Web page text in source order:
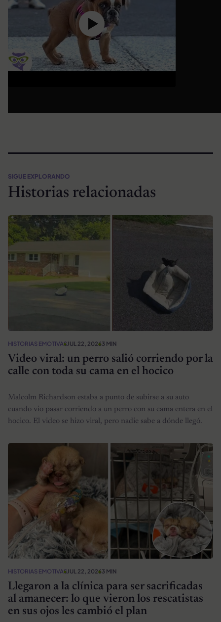
SIGUE EXPLORANDO
Historias relacionadas
HISTORIAS EMOTIVASJUL 22, 20263 MIN
Video viral: un perro salió corriendo por la
calle con toda su cama en el hocico
Malcolm Richardson estaba a punto de subirse a su auto
cuando vio pasar corriendo a un perro con su cama entera en el
hocico. El video se hizo viral, pero nadie sabe a dónde llegó.
HISTORIAS EMOTIVASJUL 22, 20263 MIN
Llegaron a la clínica para ser sacrificadas
al amanecer: lo que vieron los rescatistas
en sus ojos les cambió el plan